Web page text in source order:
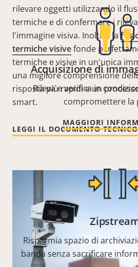
rilevare oggetti utilizzando il
termiche e di confermare i
l'immagine visiva. Inoltre, la
termiche visivefonde
termiche e visive in un'unica
una migliore comprensione
risposta più rapidi e un
smart.
LEGGI IL DOCUMENTO TECNICO
Acquisizione di
Rileva e verifica in
compromettere la
MAGGIORI
Risparmia spazio di
banda senza sacrificare